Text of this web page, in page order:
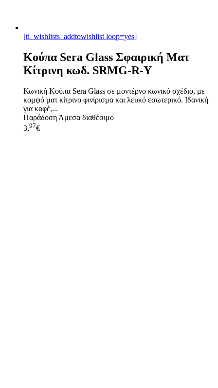
[ti_wishlists_addtowishlist loop=yes]
Κούπα Sera Glass Σφαιρική Ματ
Κίτρινη κωδ. SRMG-R-Y
Κωνική Κούπα Sera Glass σε μοντέρνο κωνικό σχέδιο, με
κομψό ματ κίτρινο φινίρισμα και λευκό εσωτερικό. Ιδανική
για καφέ,...
Παράδοση Άμεσα διαθέσιμο
3,97€